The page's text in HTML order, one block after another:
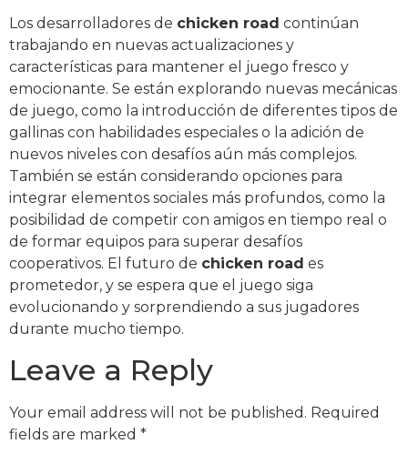
Los desarrolladores de chicken road continúan
trabajando en nuevas actualizaciones y
características para mantener el juego fresco y
emocionante. Se están explorando nuevas mecánicas
de juego, como la introducción de diferentes tipos de
gallinas con habilidades especiales o la adición de
nuevos niveles con desafíos aún más complejos.
También se están considerando opciones para
integrar elementos sociales más profundos, como la
posibilidad de competir con amigos en tiempo real o
de formar equipos para superar desafíos
cooperativos. El futuro de chicken road es
prometedor, y se espera que el juego siga
evolucionando y sorprendiendo a sus jugadores
durante mucho tiempo.
Leave a Reply
Your email address will not be published. Required
fields are marked *